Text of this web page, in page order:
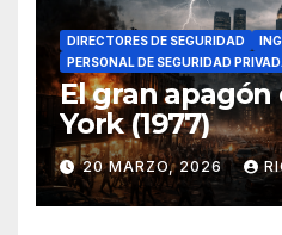
DIRECTORES DE SEGURIDAD
PERSONAL DE SEGURIDAD
El gran apagón
York (1977)
20 MARZO, 2026